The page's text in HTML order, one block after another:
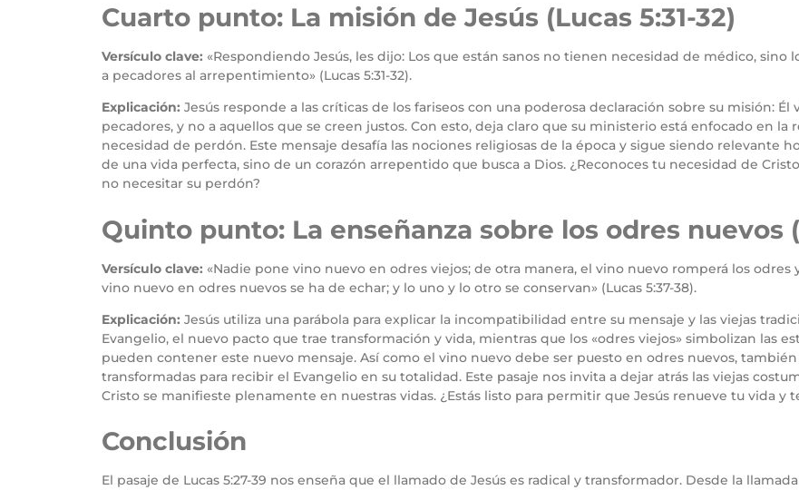
Cuarto punto: La misión de Jesús (Lucas 5:31-32)
Versículo clave: «Respondiendo Jesús, les dijo: Los que están sanos no tienen necesidad de médico, sino
a pecadores al arrepentimiento» (Lucas 5:31-32).
Explicación: Jesús responde a las críticas de los fariseos con una poderosa declaración sobre su misión:
pecadores, y no a aquellos que se creen justos. Con esto, deja claro que su ministerio está enfocado en
necesidad de perdón. Este mensaje desafía las nociones religiosas de la época y sigue siendo relevante
de una vida perfecta, sino de un corazón arrepentido que busca a Dios. ¿Reconoces tu necesidad de
no necesitar su perdón?
Quinto punto: La enseñanza sobre los odres nuevos
Versículo clave: «Nadie pone vino nuevo en odres viejos; de otra manera, el vino nuevo romperá los odres
vino nuevo en odres nuevos se ha de echar; y lo uno y lo otro se conservan» (Lucas 5:37-38).
Explicación: Jesús utiliza una parábola para explicar la incompatibilidad entre su mensaje y las viejas
Evangelio, el nuevo pacto que trae transformación y vida, mientras que los «odres viejos» simbolizan las
pueden contener este nuevo mensaje. Así como el vino nuevo debe ser puesto en odres nuevos,
transformadas para recibir el Evangelio en su totalidad. Este pasaje nos invita a dejar atrás las viejas
Cristo se manifieste plenamente en nuestras vidas. ¿Estás listo para permitir que Jesús renueve tu vida y
Conclusión
El pasaje de Lucas 5:27-39 nos enseña que el llamado de Jesús es radical y transformador. Desde la